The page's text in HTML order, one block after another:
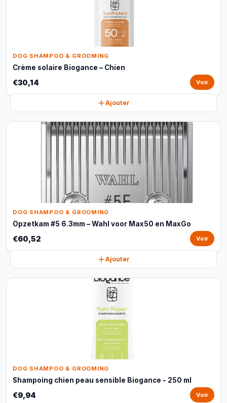
DOG SHAMPOO & GROOMING
Crème solaire Biogance – Chien
€30,14 Voir
Ajouter
DOG SHAMPOO & GROOMING
Opzetkam #5 6.3mm – Wahl voor Max50 en MaxGo
€60,52 Voir
Ajouter
DOG SHAMPOO & GROOMING
Shampoing chien peau sensible Biogance - 250 ml
€9,94 Voir